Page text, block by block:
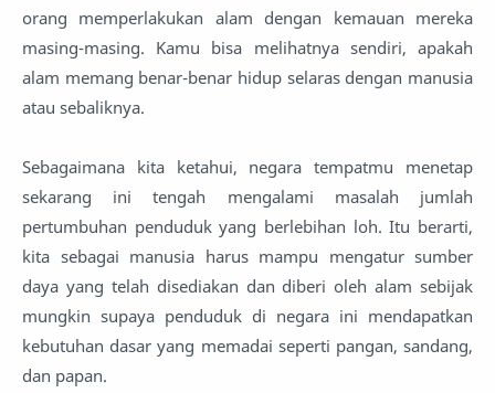
orang memperlakukan alam dengan kemauan mereka
masing-masing. Kamu bisa melihatnya sendiri, apakah
alam memang benar-benar hidup selaras dengan manusia
atau sebaliknya.
Sebagaimana kita ketahui, negara tempatmu menetap
sekarang ini tengah mengalami masalah jumlah
pertumbuhan penduduk yang berlebihan loh. Itu berarti,
kita sebagai manusia harus mampu mengatur sumber
daya yang telah disediakan dan diberi oleh alam sebijak
mungkin supaya penduduk di negara ini mendapatkan
kebutuhan dasar yang memadai seperti pangan, sandang,
dan papan.